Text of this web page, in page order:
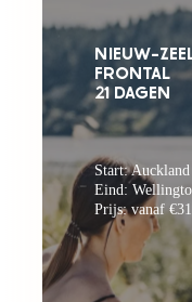
NIEUW-
FRONTAL
21 DAGEN
Start: Auckland
Eind:
Prijs: vanaf